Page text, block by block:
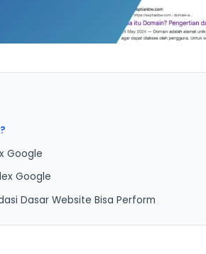
Google
Pencarian
Pengunjung
Google
Search Console
Website yang Baik
Dasar Website Bisa Perform